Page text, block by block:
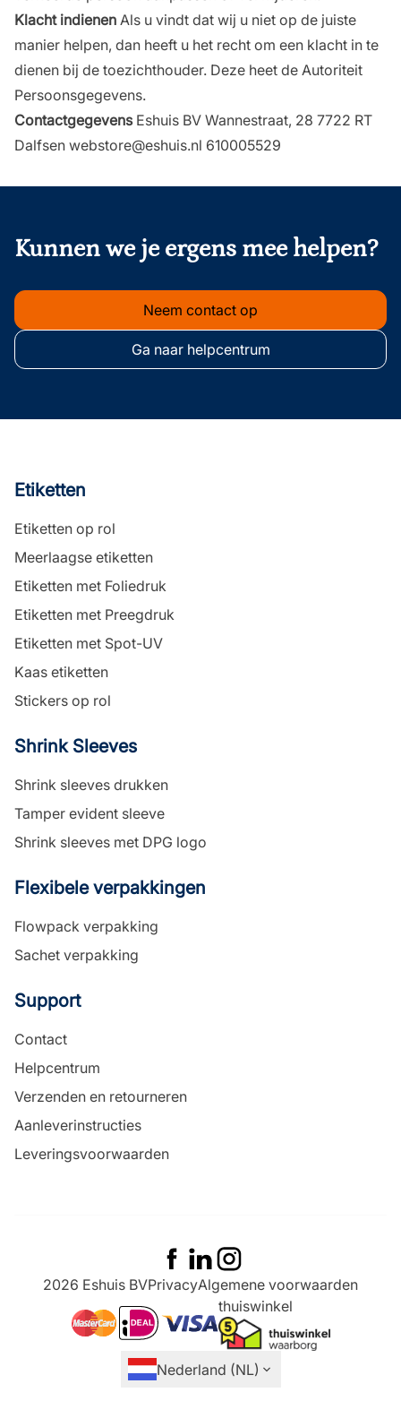
Klacht indienen Als u vindt dat wij u niet op de juiste
manier helpen, dan heeft u het recht om een klacht in te
dienen bij de toezichthouder. Deze heet de Autoriteit
Persoonsgegevens.
ContactgegevensEshuis BV Wannestraat, 28 7722 RT
Dalfsen webstore@eshuis.nl 610005529
Kunnen we je ergens mee helpen?
Neem contact op
Ga naar helpcentrum
Etiketten
Etiketten op rol
Meerlaagse etiketten
Etiketten met Foliedruk
Etiketten met Preegdruk
Etiketten met Spot-UV
Kaas etiketten
Stickers op rol
Shrink Sleeves
Shrink sleeves drukken
Tamper evident sleeve
Shrink sleeves met DPG logo
Flexibele verpakkingen
Flowpack verpakking
Sachet verpakking
Support
Contact
Helpcentrum
Verzenden en retourneren
Aanleverinstructies
Leveringsvoorwaarden
2026 Eshuis BVPrivacyAlgemene voorwaarden
mastercard
ideal
visa
thuiswinkel
Nederland (NL)